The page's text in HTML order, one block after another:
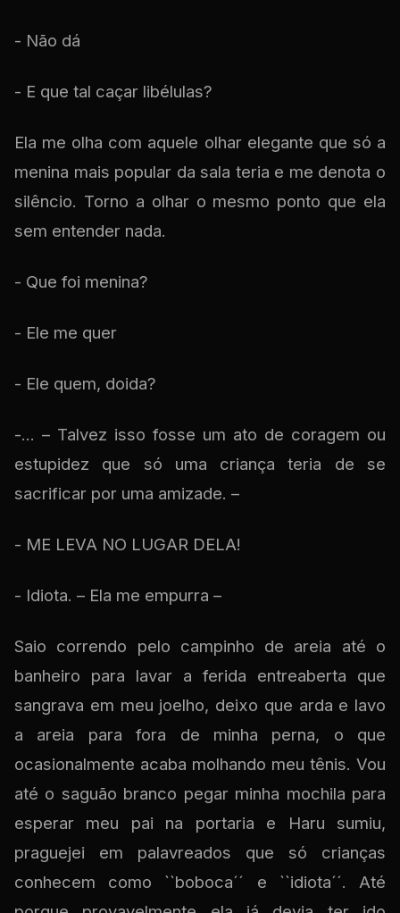
- Não dá
- E que tal caçar libélulas?
Ela me olha com aquele olhar elegante que só a
menina mais popular da sala teria e me denota o
silêncio. Torno a olhar o mesmo ponto que ela
sem entender nada.
- Que foi menina?
- Ele me quer
- Ele quem, doida?
-... – Talvez isso fosse um ato de coragem ou
estupidez que só uma criança teria de se
sacrificar por uma amizade. –
- ME LEVA NO LUGAR DELA!
- Idiota. – Ela me empurra –
Saio correndo pelo campinho de areia até o
banheiro para lavar a ferida entreaberta que
sangrava em meu joelho, deixo que arda e lavo
a areia para fora de minha perna, o que
ocasionalmente acaba molhando meu tênis. Vou
até o saguão branco pegar minha mochila para
esperar meu pai na portaria e Haru sumiu,
praguejei em palavreados que só crianças
conhecem como ``boboca´´ e ``idiota´´. Até